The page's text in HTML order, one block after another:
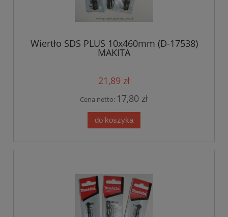
Wiertło SDS PLUS 10x460mm (D-17538)
MAKITA
21,89 zł
Cena netto: 17,80 zł
do koszyka